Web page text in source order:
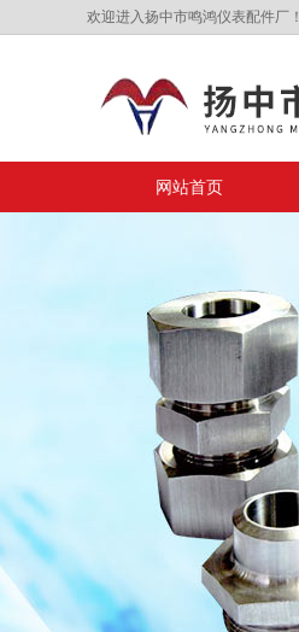
欢迎进入扬中市鸣鸿仪表配件厂！
网站首页